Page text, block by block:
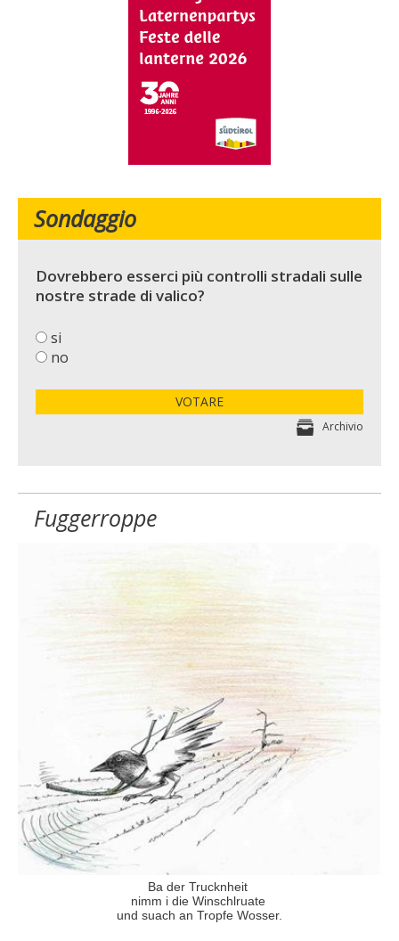
Sondaggio
Dovrebbero esserci più controlli stradali sulle
nostre strade di valico?
si
no
VOTARE
Archivio
Fuggerroppe
Ba der Trucknheit
nimm i die Winschlruate
und suach an Tropfe Wosser.